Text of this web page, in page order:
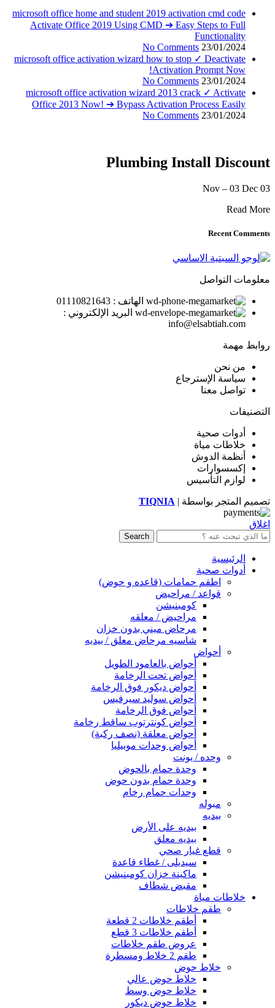
microsoft office home and student 2019 activation cmd code
Activate Office 2019 Using CMD ➔ Easy Steps to Full
Functionality
23/01/2024
No Comments
microsoft office activation wizard how to stop ✓ Deactivate
Activation Prompt Now!
23/01/2024
No Comments
microsoft office activation wizard 2013 crack ✓ Activate
Office 2013 Now! ➔ Bypass Activation Process Easily
23/01/2024
No Comments
Plumbing Install Discount
03 Nov – 03 Dec
Read More
Recent Comments
معلومات التواصل
الهاتف : 01110821643
البريد الإلكتروني :
info@elsabtiah.com
روابط مهمة
من نحن
سياسة الإسترجاع
تواصل معنا
التصنيفات
أدوات صحية
خلاطات مياة
أنظمة الدوش
إكسسوارات
لوازم التأسيس
تصميم المتجر بواسطة | TIQNIA
اغلاق
Search
الرئيسية
أدوات صحية
اطقم حمامات (قاعده و حوض)
قواعد / مراحيض
كومبنيشن
مراحيض / معلقه
مرحاض ميني بدون خزان
شاسيه مرحاض معلق / بيديه
أحواض
أحواض بالعامود الطويل
أحواض تحت الرخامة
أحواض ديكور فوق الرخامة
أحواض سوليد سيرفيس
أحواض فوق الرخامة
أحواض كونترتوب ساقط رخامة
أحواض معلقة (نصف ركبة)
أحواض وحدات موبيليا
وحده / يونت
وحدة حمام بالحوض
وحدة حمام بدون حوض
وحدات حمام رخام
مبوله
بيديه
بيديه على الأرض
بيديه معلق
قطع غيار صحي
سيديلى / غطاء قاعدة
ماكينة خزان كومبنيشن
مقبض شطاف
خلاطات مياة
طقم خلاطات
أطقم خلاطات 2 قطعة
أطقم خلاطات 3 قطع
عروض طقم خلاطات
طقم 2 خلاط ومسطرة
خلاط حوض
خلاط حوض عالي
خلاط حوض وسط
خلاط حوض ديكور